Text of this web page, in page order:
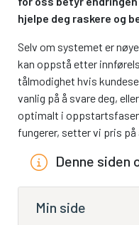
hjelpe deg raskere og
Selv om systemet er
kan oppstå etter
tålmodighet hvis
vanlig på å svare deg,
optimalt i
fungerer, setter vi pris
Denne
Min side